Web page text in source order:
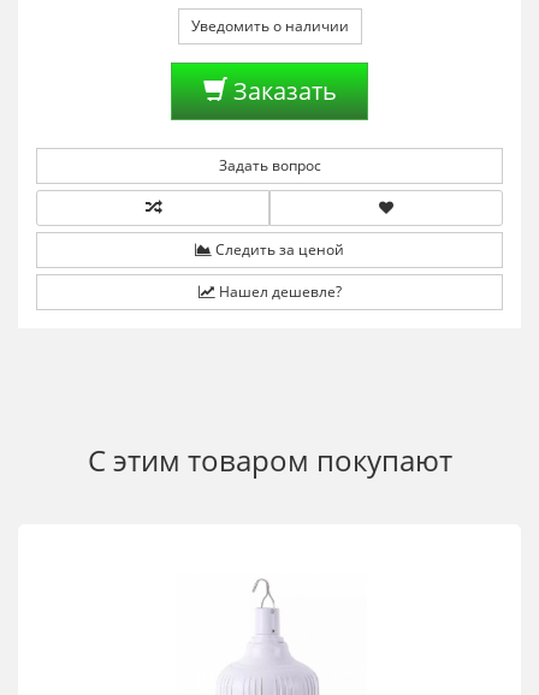
Уведомить о наличии
Заказать
Задать вопрос
Следить за ценой
Нашел дешевле?
С этим товаром покупают